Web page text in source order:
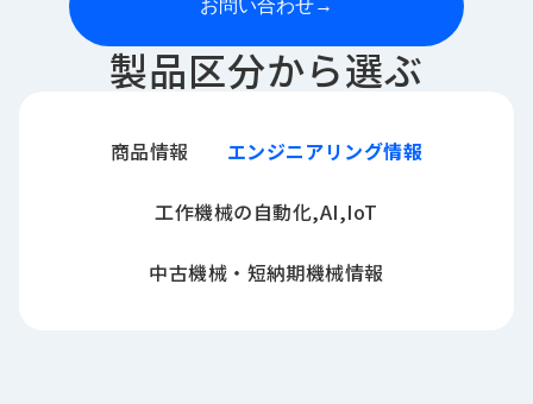
お問い合わせ→
製品区分から選ぶ
商品情報 エンジニアリング情報
工作機械の自動化,AI,IoT
中古機械・短納期機械情報